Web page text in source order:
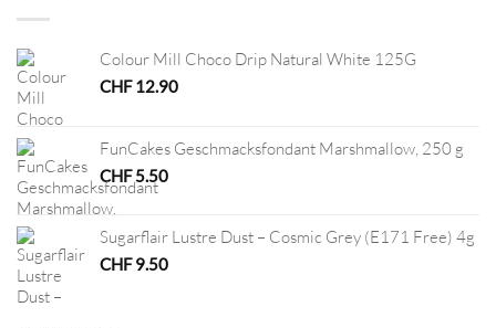
Colour Mill Choco Drip Natural White 125G
CHF12.90
FunCakes Geschmacksfondant Marshmallow, 250 g
CHF5.50
Sugarflair Lustre Dust – Cosmic Grey (E171 Free) 4g
CHF9.50